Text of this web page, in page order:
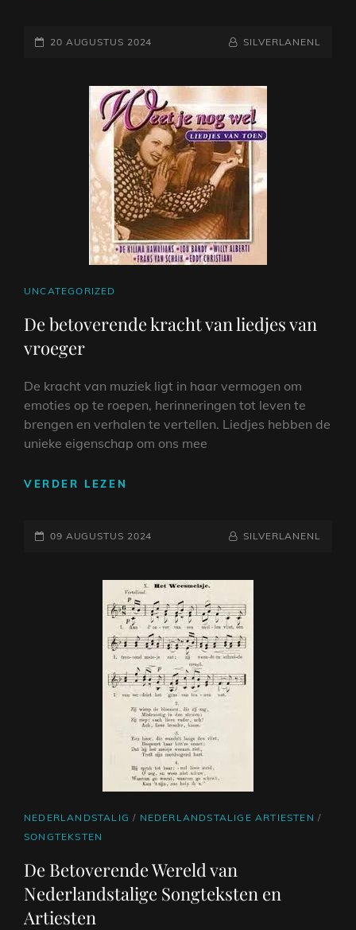
ROMANTISCHE
ODE
AAN
DE
LIEFDE
GEPLAATST
20 AUGUSTUS 2024 NAAMREGEL
BYLINE
SILVERLANENL
CAT
UNCATEGORIZED
De betoverende kracht van liedjes van
vroeger
De kracht van muziek ligt in haar vermogen om
emoties op te roepen, herinneringen tot leven te
brengen en verhalen te vertellen. Liedjes hebben de
unieke eigenschap om ons mee
VERDER LEZEN
VAN
VROEGER
GEPLAATST
09 AUGUSTUS 2024 NAAMREGEL
BYLINE
SILVERLANENL
CAT
LINKS
NEDERLANDSTALIG / NEDERLANDSTALIGE ARTIESTEN /
SONGTEKSTEN
De Betoverende Wereld van
Nederlandstalige Songteksten en
Artiesten